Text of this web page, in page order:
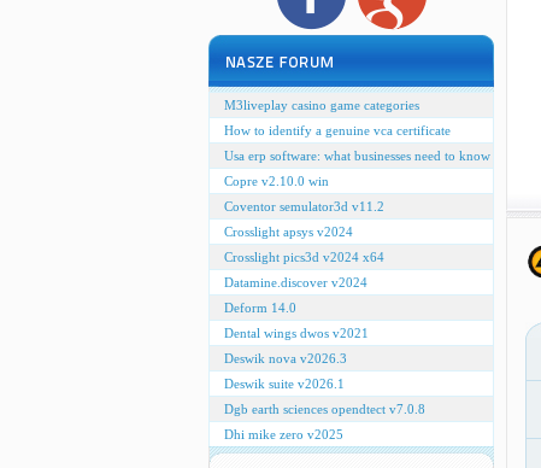
M3liveplay casino game categories
How to identify a genuine vca certificate
Usa erp software: what businesses need to know
Copre v2.10.0 win
Coventor semulator3d v11.2
Crosslight apsys v2024
Crosslight pics3d v2024 x64
Datamine.discover v2024
Deform 14.0
Dental wings dwos v2021
Deswik nova v2026.3
Deswik suite v2026.1
Dgb earth sciences opendtect v7.0.8
Dhi mike zero v2025